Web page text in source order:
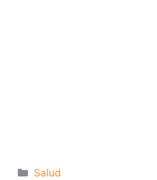
Categorías
Salud